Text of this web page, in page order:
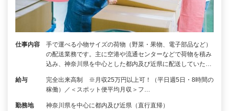
仕事内容
手で運べる小物サイズの荷物（野菜・果物、電子部品など）
の配送業務です。主に空港や流通センターなどで荷物を積み
込み、神奈川県を中心とした都内及び近県に配送していた…
給与
完全出来高制 ※月収25万円以上可！（平日週5日・8時間の
稼働）／＜スポット便平均月収＞フ…
勤務地 神奈川県を中心に都内及び近県（直行直帰）